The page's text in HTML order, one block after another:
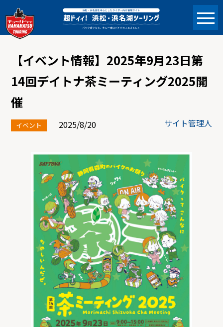
【イベント情報】2025年9月23日第
14回デイトナ茶ミーティング2025開
催
イベント 2025/8/20 サイト管理人